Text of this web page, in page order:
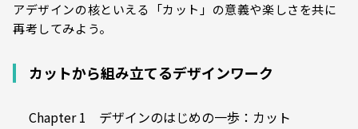
アデザインの核といえる「カット」の意義や楽しさを共に
再考してみよう。
カットから組み立てるデザインワーク
Chapter 1 デザインのはじめの一歩：カット